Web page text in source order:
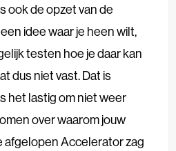
ook de opzet van de
idee waar je heen wilt,
testen hoe je daar kan
dus niet vast. Dat is
het lastig om niet weer
over waarom jouw
afgelopen Accelerator zag